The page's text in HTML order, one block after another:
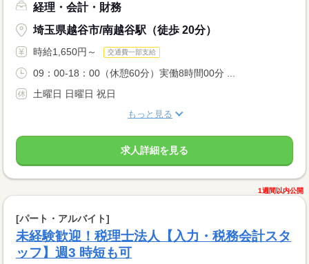
経理・会計・財務
埼玉県越谷市/南越谷駅（徒歩 20分）
時給1,650円～ 交通費一部支給
09：00-18：00（休憩60分）実働8時間00分 ...
土曜日 日曜日 祝日
もっと見る
求人詳細を見る
1週間以内公開
[パート・アルバイト]
未経験歓迎！税理士法人【入力・税務会計スタ
ッフ】週3 時短も可